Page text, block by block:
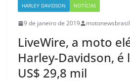
HARLEY DAVIDSON NOTÍCIAS
9 de janeiro de 2019 motonewsbrasil
LiveWire, a moto
Harley-Davidson, é
US$ 29,8 mil